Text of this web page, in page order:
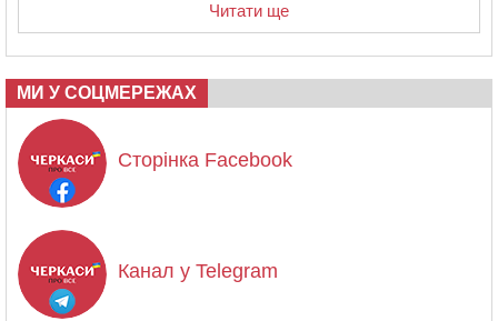
Читати ще
МИ У СОЦМЕРЕЖАХ
Сторінка Facebook
Канал у Telegram